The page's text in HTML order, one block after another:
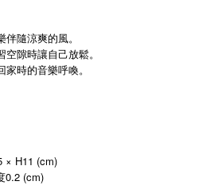
隨涼爽的風。
隙時讓自己放鬆。
時的音樂呼喚。
× H11 (cm)
0.2 (cm)